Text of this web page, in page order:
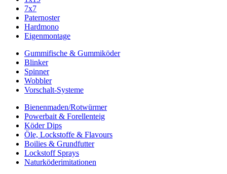
7x7
Paternoster
Hardmono
Eigenmontage
Gummifische & Gummiköder
Blinker
Spinner
Wobbler
Vorschalt-Systeme
Bienenmaden/Rotwürmer
Powerbait & Forellenteig
Köder Dips
Öle, Lockstoffe & Flavours
Boilies & Grundfutter
Lockstoff Sprays
Naturköderimitationen